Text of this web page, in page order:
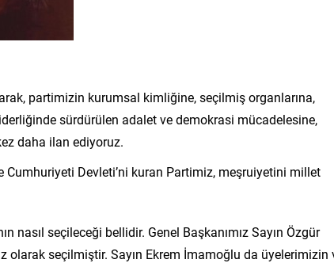
partimizin kurumsal kimliğine, seçilmiş organlarına,
sürdürülen adalet ve demokrasi mücadelesine,
daha ilan ediyoruz.
Devleti’ni kuran Partimiz, meşruiyetini millet
nasıl seçileceği bellidir. Genel Başkanımız Sayın Özgür
olarak seçilmiştir. Sayın Ekrem İmamoğlu da üyelerimizin